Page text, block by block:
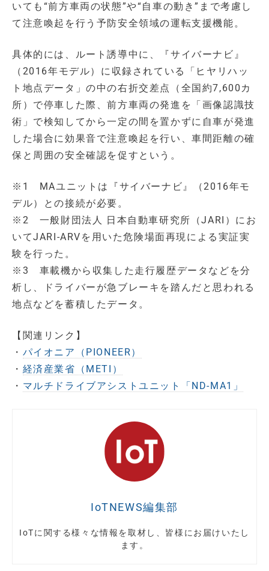
いても“前方車両の状態”や“自車の動き”まで考慮し
て注意喚起を行う予防安全領域の運転支援機能。
具体的には、ルート誘導中に、『サイバーナビ』
（2016年モデル）に収録されている「ヒヤリハッ
ト地点データ」の中の右折交差点（全国約7,600カ
所）で停車した際、前方車両の発進を「画像認識技
術」で検知してから一定の間を置かずに自車が発進
した場合に効果音で注意喚起を行い、車間距離の確
保と周囲の安全確認を促すという。
※1 MAユニットは『サイバーナビ』（2016年モ
デル）との接続が必要。
※2 一般財団法人 日本自動車研究所（JARI）にお
いてJARI-ARVを用いた危険場面再現による実証実
験を行った。
※3 車載機から収集した走行履歴データなどを分
析し、ドライバーが急ブレーキを踏んだと思われる
地点などを蓄積したデータ。
【関連リンク】
・ パイオニア（PIONEER）
・ 経済産業省（METI）
・ マルチドライブアシストユニット「ND-MA1」
IoTNEWS編集部
IoTに関する様々な情報を取材し、皆様にお届けいたし
ます。